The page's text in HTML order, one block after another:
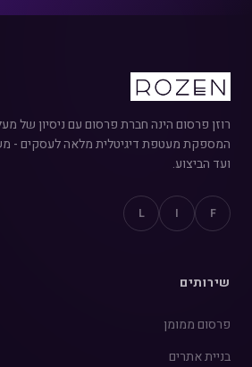
רוזן פרסום הינה חברת פרסום עם ניסיון של
המספקת מעטפת דיגיטלית מלאה לעסקים -
ועד הביצוע.
F
I
L
שירותים
פרסום ממומן
בניית אתרים